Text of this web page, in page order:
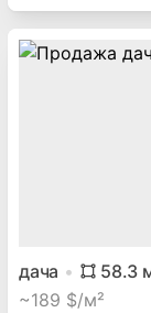
дача 58.3
~189 $/м²